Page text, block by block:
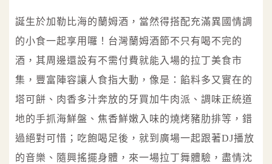
誕生於加勒比海的蘭姆酒，當然得搭配充滿異國情調
的小食一起享用囉！台灣蘭姆酒節不只有喝不完的
酒，其周邊還設有不需付費就能入場的拉丁美食市
集，豐富陣容讓人食指大動，像是：餡料多又實在的
塔可餅、肉香多汁奔放的牙買加牛肉派、調味正統道
地的手抓海鮮盤、焦香鮮嫩入味的燒烤豬肋排等，錯
過絕對可惜；吃飽喝足後，就到廣場一起跟著DJ播放
的音樂、隨興搖擺身體，來一場拉丁舞體驗，盡情沈